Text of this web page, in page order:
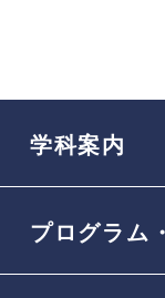
学科案内
プログラム